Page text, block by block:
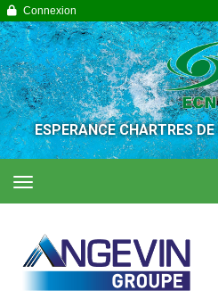
Connexion
ESPERANCE CHARTRES
Panneau de gestion des cookies